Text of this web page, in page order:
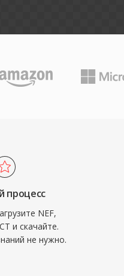
процесс
NEF,
и скачайте.
не нужно.